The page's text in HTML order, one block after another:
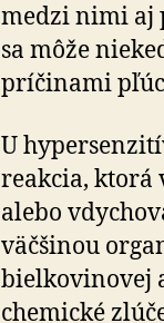
medzi nimi aj
sa môže
príčinami
U
reakcia, ktorá
alebo
väčšinou
bielkovinovej
chemické